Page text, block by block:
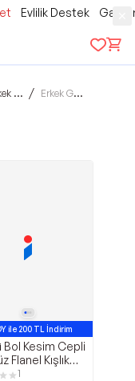
Evlilik Destek
/ Erkek Gömlek
ile 200 TL İndirim
Bol Kesim Cepli
Flanel Kışlık
1